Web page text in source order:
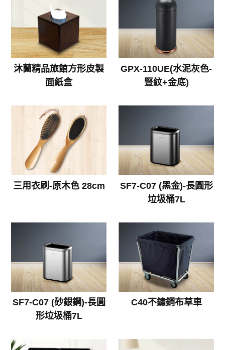
沐蘭精品旅館方形皮製
面紙盒
GPX-110UE(水泥灰色-
豎紋+金底)
三用衣刷-原木色 28cm
SF7-C07 (黑金)-長圓形
垃圾桶7L
SF7-C07 (砂銀鋼)-長圓
形垃圾桶7L
C40不鏽鋼布草車